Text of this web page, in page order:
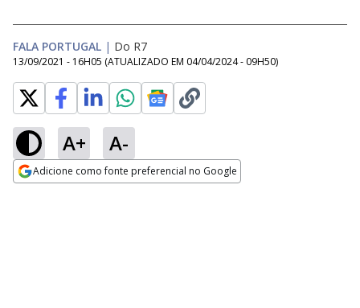
FALA PORTUGAL | Do R7
13/09/2021 - 16H05 (ATUALIZADO EM 04/04/2024 - 09H50)
A+ A-
Adicione como fonte preferencial no Google